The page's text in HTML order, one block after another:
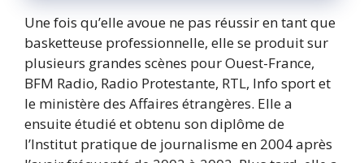
Une fois qu’elle avoue ne pas réussir en tant que
basketteuse professionnelle, elle se produit sur
plusieurs grandes scènes pour Ouest-France,
BFM Radio, Radio Protestante, RTL, Info sport et
le ministère des Affaires étrangères. Elle a
ensuite étudié et obtenu son diplôme de
l’Institut pratique de journalisme en 2004 après